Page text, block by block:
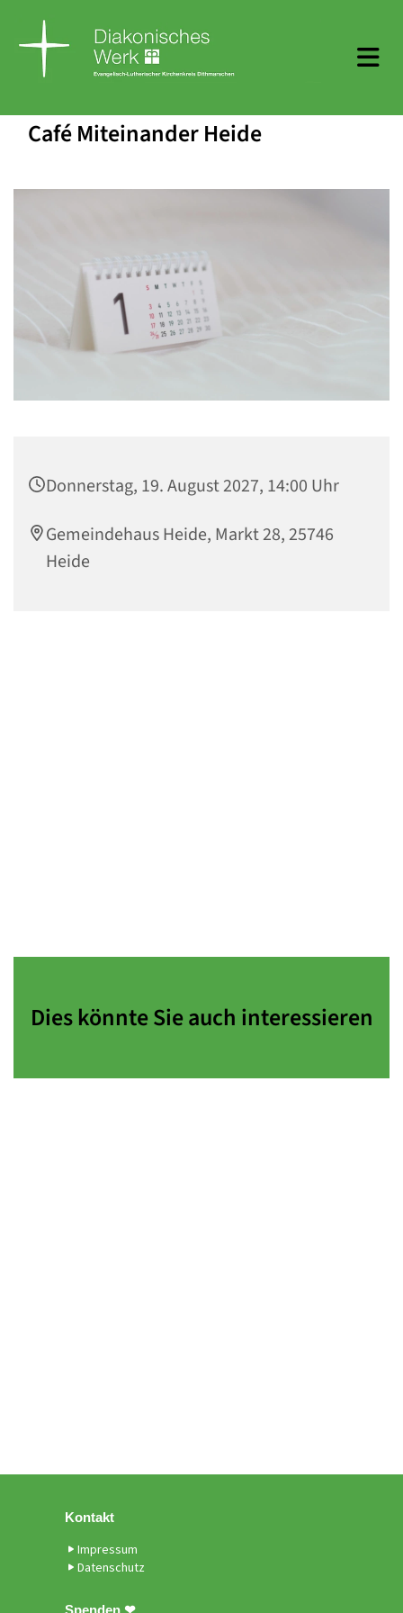
Café Miteinander Heide
Donnerstag, 19. August 2027, 14:00 Uhr
Gemeindehaus Heide, Markt 28, 25746
Heide
Dies könnte Sie auch interessieren
Kontakt
Impressum
Datenschutz
Spenden ❤